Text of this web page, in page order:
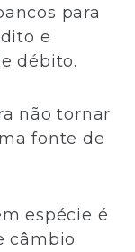
para
e
débito.
não tornar
fonte de
espécie é
câmbio